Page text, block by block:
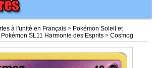
à l'unité en Français > Pokémon Soleil et
Pokémon SL11 Harmonie des Esprits > Cosmog